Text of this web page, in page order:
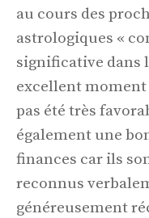
au cours des
astrologiques «
significative dans
excellent moment
pas été très
également une
finances car ils
reconnus
généreusement